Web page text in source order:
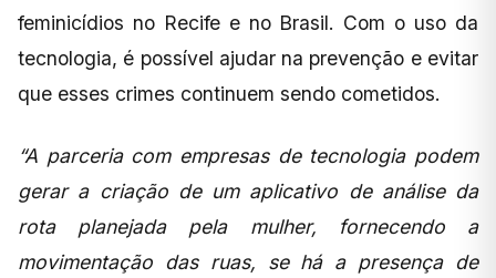
feminicídios no Recife e no Brasil. Com o uso da
tecnologia, é possível ajudar na prevenção e evitar
que esses crimes continuem sendo cometidos.
“A parceria com empresas de tecnologia podem
gerar a criação de um aplicativo de análise da
rota planejada pela mulher, fornecendo a
movimentação das ruas, se há a presença de